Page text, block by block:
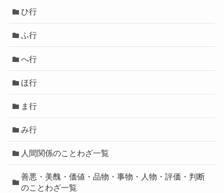
ひ行
ふ行
へ行
ほ行
ま行
み行
人間関係のことわざ一覧
善悪・美醜・価値・品物・事物・人物・評価・判断
のことわざ一覧